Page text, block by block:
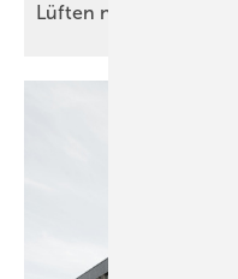
Lüften nach